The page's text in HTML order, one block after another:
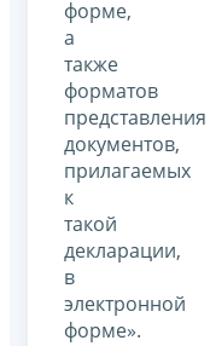
форме,
а
также
форматов
представления
документов,
прилагаемых
к
такой
декларации,
в
электронной
форме».